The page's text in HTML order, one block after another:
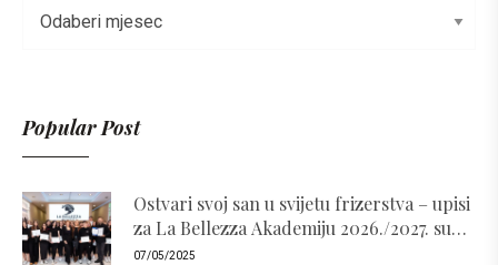
Popular Post
Ostvari svoj san u svijetu frizerstva – upisi
za La Bellezza Akademiju 2026./2027. su
otvoreni!
07/05/2025